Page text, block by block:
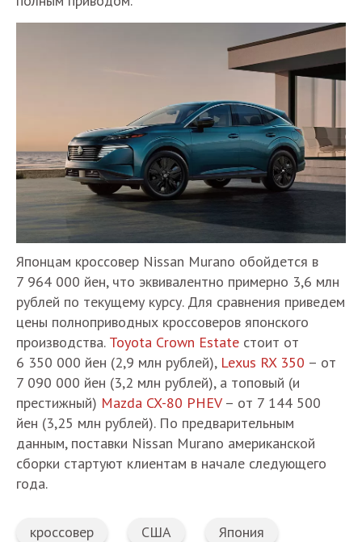
Японцам кроссовер Nissan Murano обойдется в
7 964 000 йен, что эквивалентно примерно 3,6 млн
рублей по текущему курсу. Для сравнения приведем
цены полноприводных кроссоверов японского
производства. Toyota Crown Estate стоит от
6 350 000 йен (2,9 млн рублей), Lexus RX 350 – от
7 090 000 йен (3,2 млн рублей), а топовый (и
престижный) Mazda CX-80 PHEV– от 7 144 500
йен (3,25 млн рублей). По предварительным
данным, поставки Nissan Murano американской
сборки стартуют клиентам в начале следующего
года.
кроссовер США Япония